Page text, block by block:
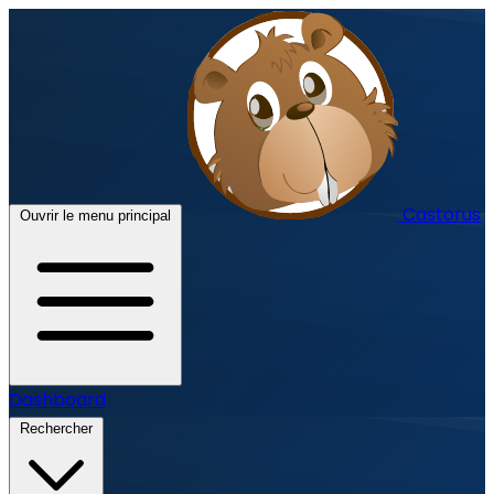
Ouvrir le menu principal Castorus
Dashboard
Rechercher